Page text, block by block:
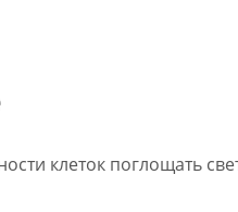
клеток поглощать